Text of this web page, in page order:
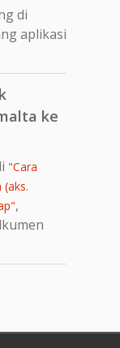
di
aplikasi
ke
"Cara
,